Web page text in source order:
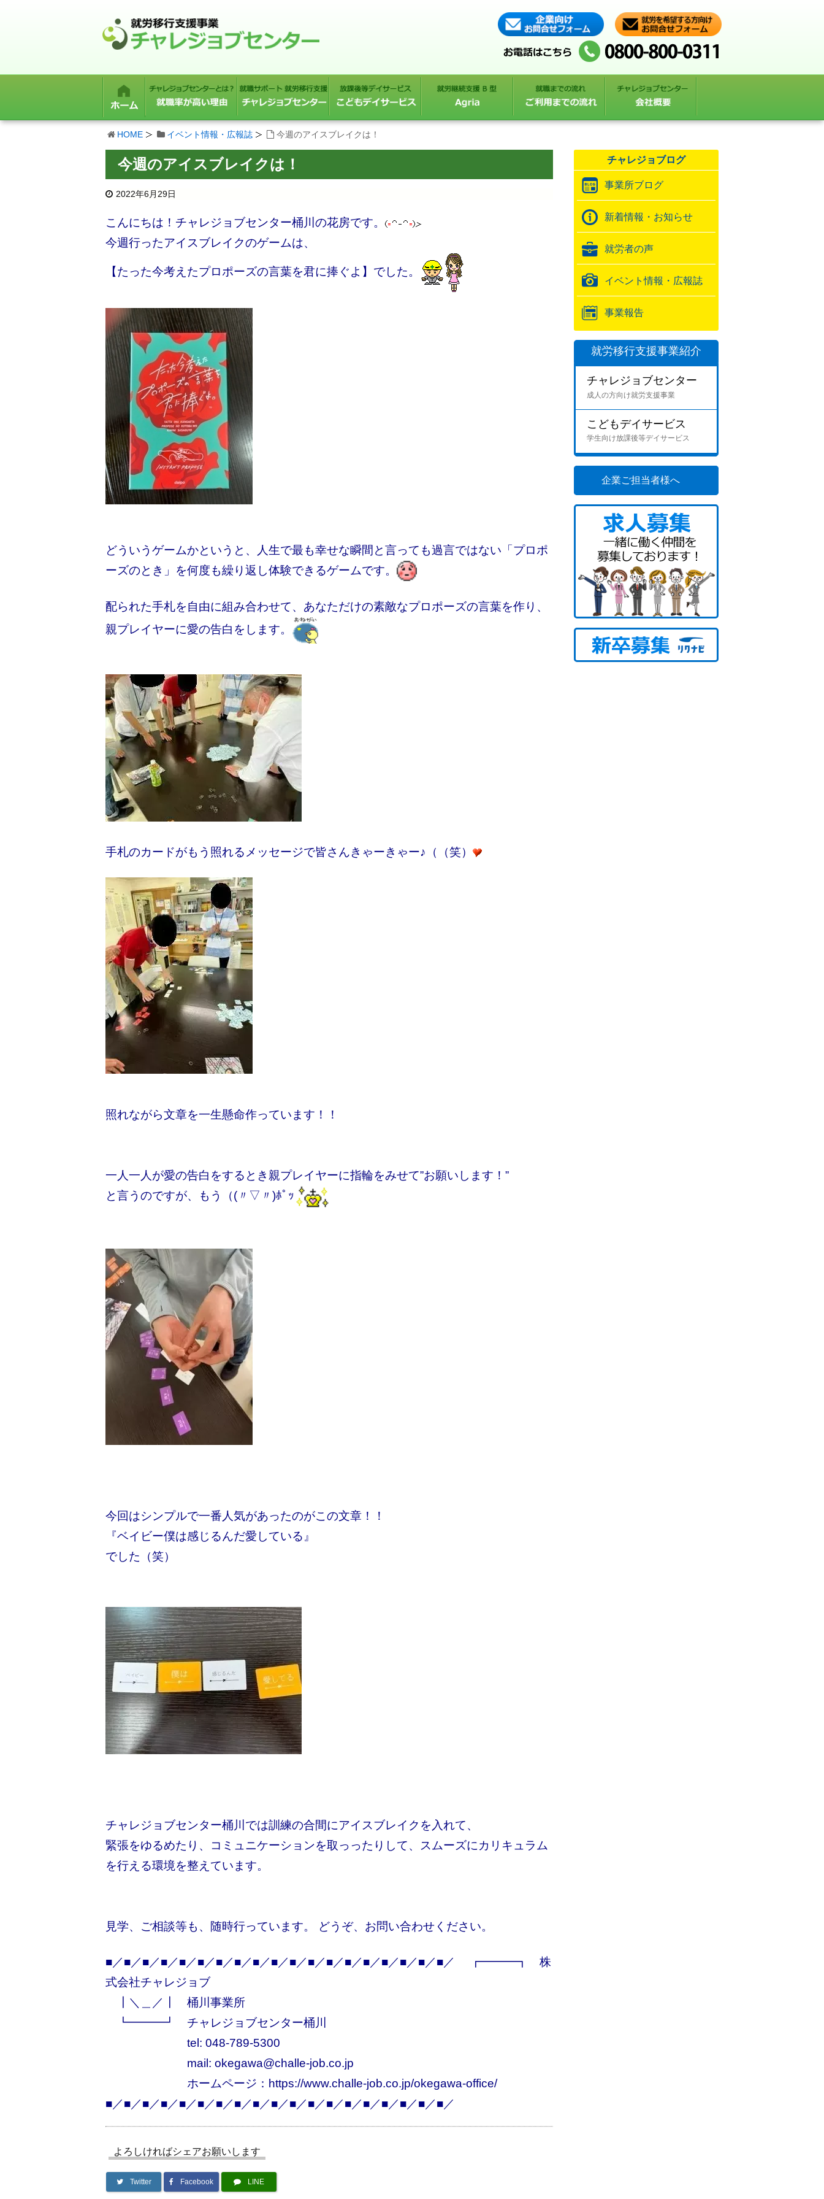
HOME イベント情報・広報誌 今週のアイスブレイクは！
今週のアイスブレイクは！
2022年6月29日
こんにちは！チャレジョブセンター桶川の花房です。
今週行ったアイスブレイクのゲームは、
【たった今考えたプロポーズの言葉を君に捧ぐよ】でした。
どういうゲームかというと、人生で最も幸せな瞬間と言っても過言ではない「プロポ
ーズのとき」を何度も繰り返し体験できるゲームです。
配られた手札を自由に組み合わせて、あなただけの素敵なプロポーズの言葉を作り、
親プレイヤーに愛の告白をします。
手札のカードがもう照れるメッセージで皆さんきゃーきゃー♪（（笑）
照れながら文章を一生懸命作っています！！
一人一人が愛の告白をするとき親プレイヤーに指輪をみせて”お願いします！”
と言うのですが、もう（(〃▽〃)ﾎﾟｯ
今回はシンプルで一番人気があったのがこの文章！！
『ベイビー僕は感じるんだ愛している』
でした（笑）
チャレジョブセンター桶川では訓練の合間にアイスブレイクを入れて、
緊張をゆるめたり、コミュニケーションを取っったりして、スムーズにカリキュラム
を行える環境を整えています。
見学、ご相談等も、随時行っています。 どうぞ、お問い合わせください。
■／■／■／■／■／■／■／■／■／■／■／■／■／■／■／■／■／■／■／ ┏━━━┓ 株
式会社チャレジョブ
┃＼＿／┃ 桶川事業所
┗━━━┛ チャレジョブセンター桶川
tel: 048-789-5300
mail: okegawa@challe-job.co.jp
ホームページ：https://www.challe-job.co.jp/okegawa-office/
■／■／■／■／■／■／■／■／■／■／■／■／■／■／■／■／■／■／■／
よろしければシェアお願いします
Twitter Facebook LINE
チャレジョブログ
事業所ブログ
新着情報・お知らせ
就労者の声
イベント情報・広報誌
事業報告
就労移行支援事業紹介
チャレジョブセンター
成人の方向け就労支援事業
こどもデイサービス
学生向け放課後等デイサービス
企業ご担当者様へ